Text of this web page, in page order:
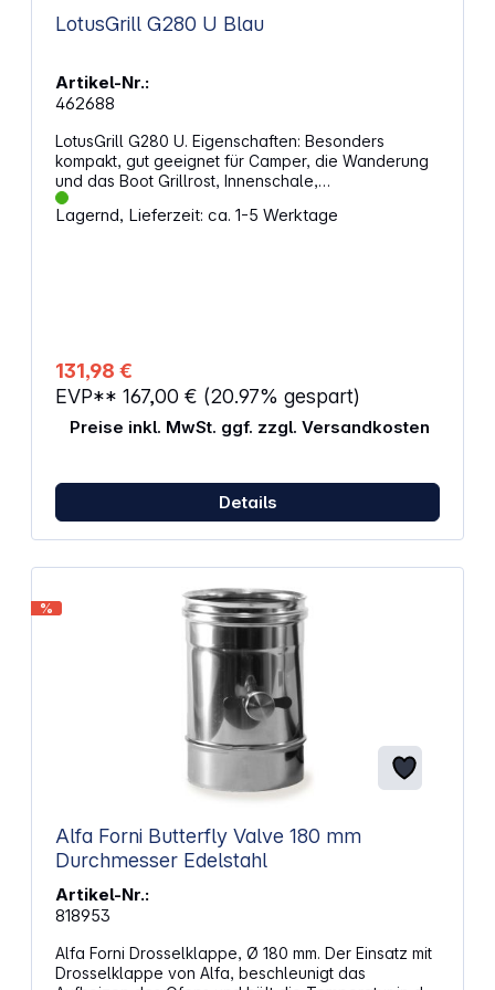
LotusGrill G280 U Blau
Artikel-Nr.:
462688
LotusGrill G280 U. Eigenschaften: Besonders
kompakt, gut geeignet für Camper, die Wanderung
und das Boot Grillrost, Innenschale,
Holzkohlebehälter aus Edelstahl Lieferung inklusive
Transporttragetasche 25,8 cm Durchmesser des
Lagernd, Lieferzeit: ca. 1-5 Werktage
131,98 €
EVP** 167,00 € (20.97% gespart)
Preise inkl. MwSt. ggf. zzgl. Versandkosten
Details
%
Alfa Forni Butterfly Valve 180 mm
Durchmesser Edelstahl
Artikel-Nr.:
818953
Alfa Forni Drosselklappe, Ø 180 mm. Der Einsatz mit
Drosselklappe von Alfa, beschleunigt das